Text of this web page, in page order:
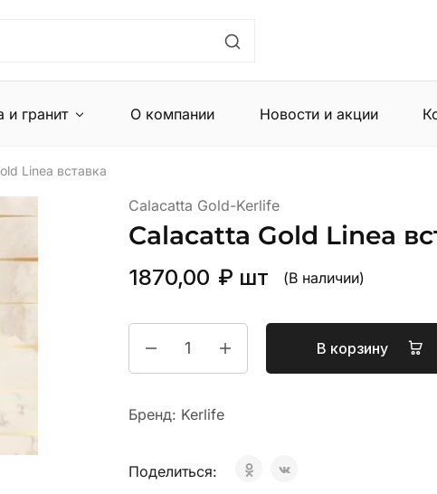
и гранит О компании Новости и акции
Linea вставка
Calacatta Gold-Kerlife
Calacatta Gold Linea
1870,00 ₽ шт (В наличии)
В корзину
Бренд: Kerlife
Поделиться: